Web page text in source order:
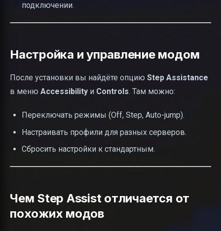
подключении.
Настройка и управление модом
После установки вы найдёте опцию Step Assistance
в меню Accessibility и Controls. Там можно:
Переключать режимы (Off, Step, Auto-jump).
Настраивать профили для разных серверов.
Сбросить настройки к стандартным.
Чем Step Assist отличается от
похожих модов